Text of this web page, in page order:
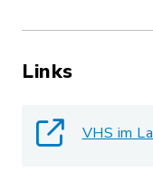
Links
VHS im